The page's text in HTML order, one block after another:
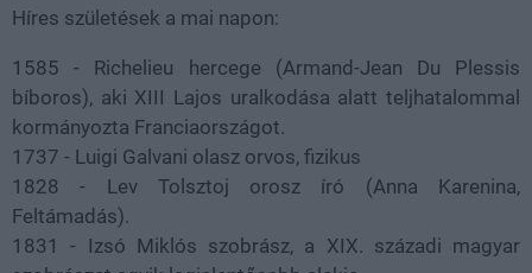
Híres születések a mai napon:
1585 - Richelieu hercege (Armand-Jean Du Plessis
bíboros), aki XIII Lajos uralkodása alatt teljhatalommal
kormányozta Franciaországot.
1737 - Luigi Galvani olasz orvos, fizikus
1828 - Lev Tolsztoj orosz író (Anna Karenina,
Feltámadás).
1831 - Izsó Miklós szobrász, a XIX. századi magyar